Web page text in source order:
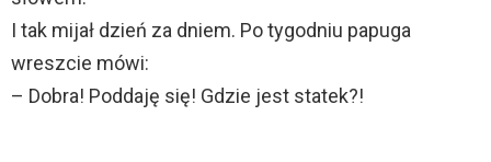
I tak mijał dzień za dniem. Po tygodniu papuga
wreszcie mówi:
– Dobra! Poddaję się! Gdzie jest statek?!